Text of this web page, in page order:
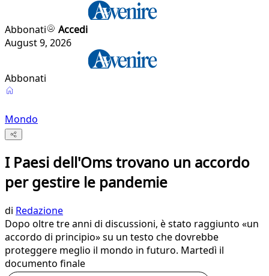
Abbonati
Accedi
August 9, 2026
Abbonati
Mondo
I Paesi dell'Oms trovano un accordo
per gestire le pandemie
di Redazione
Dopo oltre tre anni di discussioni, è stato raggiunto «un
accordo di principio» su un testo che dovrebbe
proteggere meglio il mondo in futuro. Martedì il
documento finale